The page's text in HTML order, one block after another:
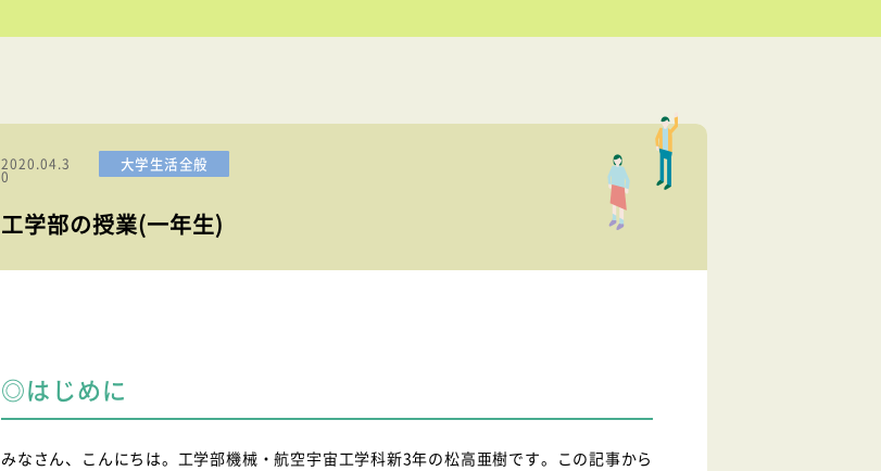
2020.04.3
0
大学生活全般
工学部の授業(一年生)
◎はじめに
みなさん、こんにちは。工学部機械・航空宇宙工学科新3年の松高亜樹です。この記事から